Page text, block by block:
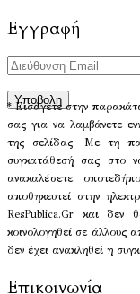
Εγγραφή
* Εισάγετε στην
σας για να λαμβάνετε
της σελίδας. Με τη
συγκατάθεσή σας στο
ανακαλέσετε
αποθηκευτεί στην
ResPublica.Gr και δεν
κοινολογηθεί σε άλλους
δεν έχει ανακληθεί η
Επικοινωνία